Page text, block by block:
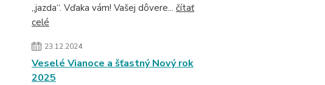
„jazda“. Vďaka vám! Vašej dôvere... čítať
celé
23.12.2024
Veselé Vianoce a šťastný Nový rok
2025